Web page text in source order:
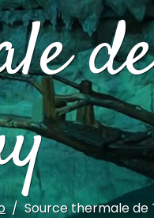
Source thermale de